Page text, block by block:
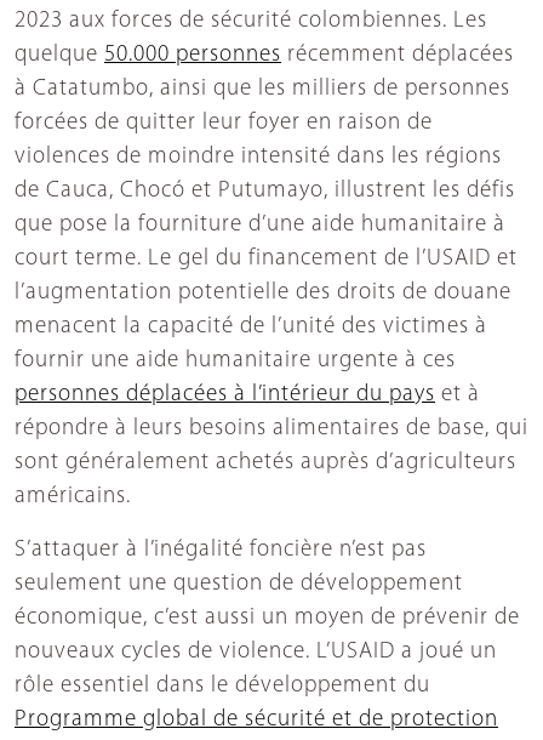
2023 aux forces de sécurité colombiennes. Les
quelque 50.000 personnes récemment déplacées
à Catatumbo, ainsi que les milliers de personnes
forcées de quitter leur foyer en raison de
violences de moindre intensité dans les régions
de Cauca, Chocó et Putumayo, illustrent les défis
que pose la fourniture d’une aide humanitaire à
court terme. Le gel du financement de l’USAID et
l’augmentation potentielle des droits de douane
menacent la capacité de l’unité des victimes à
fournir une aide humanitaire urgente à ces
personnes déplacées à l’intérieur du pays et à
répondre à leurs besoins alimentaires de base, qui
sont généralement achetés auprès d’agriculteurs
américains.
S’attaquer à l’inégalité foncière n’est pas
seulement une question de développement
économique, c’est aussi un moyen de prévenir de
nouveaux cycles de violence. L’USAID a joué un
rôle essentiel dans le développement du
Programme global de sécurité et de protection